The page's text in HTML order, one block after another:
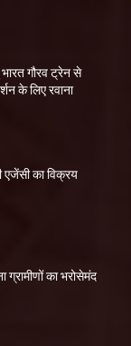
गौरव ट्रेन से
के लिए रवाना
एजेंसी का विक्रय
का भरोसेमंद